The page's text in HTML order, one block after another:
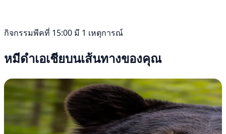
กิจกรรมพีคที่ 15:00 มี 1 เหตุการณ์
หมีดำเอเชียบนเส้นทางของคุณ